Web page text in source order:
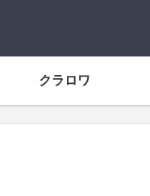
クラロワ